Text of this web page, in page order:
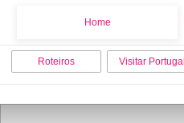
Home
Roteiros Visitar Portugal